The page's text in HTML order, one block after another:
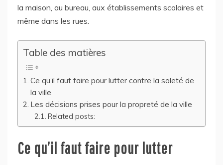
la maison, au bureau, aux établissements scolaires et
même dans les rues.
Table des matières
Ce qu’il faut faire pour lutter contre la saleté de
la ville
Les décisions prises pour la propreté de la ville
Related posts:
Ce qu’il faut faire pour lutter